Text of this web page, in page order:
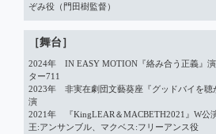
ぞみ役（門田樹監督）
［舞台］
2024年　IN EASY MOTION『絡み合う正義』
ター711
2023年　非実在劇団文藝葵座『グッドバイを
演
2021年　『KingLEAR＆MACBETH2021』W公
王:アンサンブル、マクベス:フリーアンス役